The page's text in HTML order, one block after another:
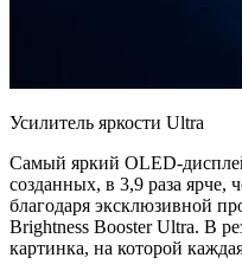
Усилитель яркости Ultra
Самый яркий OLED-
созданных, в 3,9 раза
благодаря эксклюзивной
Brightness Booster Ultra. В
картинка, на которой